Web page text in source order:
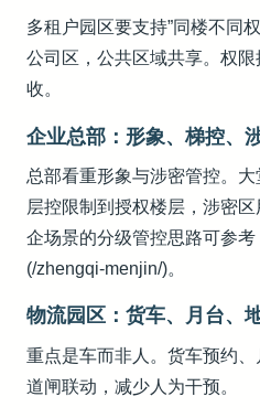
多租户园区要支持”同楼不同
公司区，公共区域共享。权
收。
企业总部：形象、梯控、
总部看重形象与涉密管控。
层控限制到授权楼层，涉密
企场景的分级管控思路可参考
(/zhengqi-menjin/)。
物流园区：货车、月台、
重点是车而非人。货车预约
道闸联动，减少人为干预。